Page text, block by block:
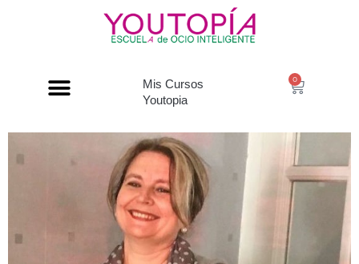
Mis Cursos
Youtopia
0